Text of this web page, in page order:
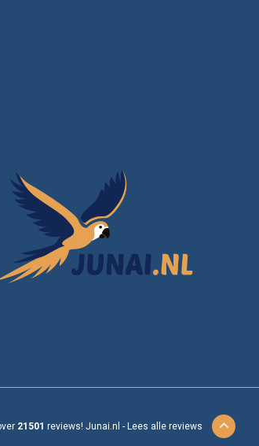
21501 reviews! Junai.nl - Lees alle reviews